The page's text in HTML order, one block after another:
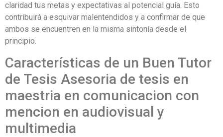
claridad tus metas y expectativas al potencial guía. Esto
contribuirá a esquivar malentendidos y a confirmar de que
ambos se encuentren en la misma sintonía desde el
principio.
Características de un Buen Tutor
de Tesis Asesoria de tesis en
maestria en comunicacion con
mencion en audiovisual y
multimedia